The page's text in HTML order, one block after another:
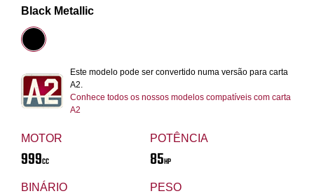
MOTOR
999CC
POTÊNCIA
85HP
BINÁRIO PESO
Black Metallic
Este modelo pode ser convertido numa versão para carta
A2.
Conhece todos os nossos modelos compatíveis com carta
A2